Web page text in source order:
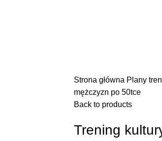
Strona główna Plany
mężczyzn po 50tce
Back to products
Trening